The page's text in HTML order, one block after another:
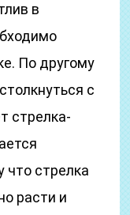
в
По другому
с
стрелка-
что стрелка
расти и